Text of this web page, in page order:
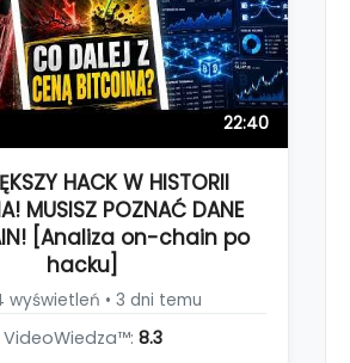
22:40
HACK W HISTORII
MUSISZ POZNAĆ DANE
[Analiza on-chain po
hacku]
wyświetleń • 3 dni temu
VideoWiedza™: 8.3